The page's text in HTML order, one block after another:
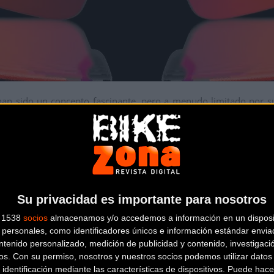
Su privacidad es importante para nosotros
socios almacenamos y/o accedemos a información en un
como identificadores únicos e información estándar
personalizado, medición de publicidad y contenido,
Con su permiso, nosotros y nuestros socios podemos utilizar
mediante las características de dispositivos. Puede
sido un concepto fascinante,pero a menudo limitado por
perfecto,
combinando el diseño icónico y la calidad óptica
personal en ruta
es impresionante y va mucho más allá de la
paisaje espectacular,un momento divertido con los
con solo un comando de voz o un toque,eliminando la
tu propia perspectiva.